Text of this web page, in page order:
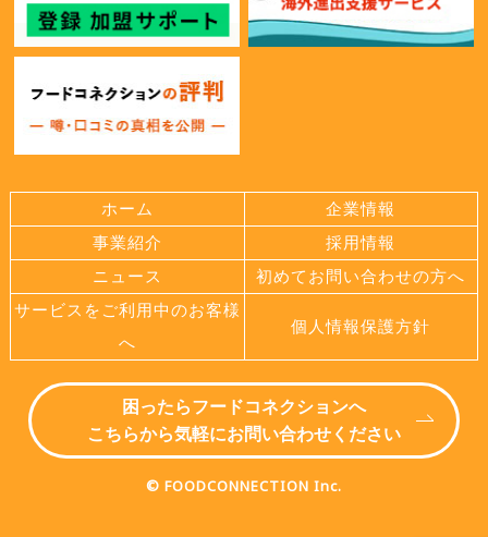
ホーム
企業情報
事業紹介
採用情報
ニュース
初めてお問い合わせの方へ
サービスをご利用中のお客様
へ
個人情報保護方針
困ったらフードコネクションへ
こちらから気軽にお問い合わせください
© FOODCONNECTION Inc.